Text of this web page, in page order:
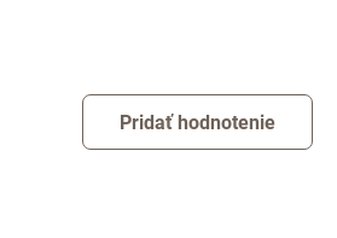
Pridať hodnotenie